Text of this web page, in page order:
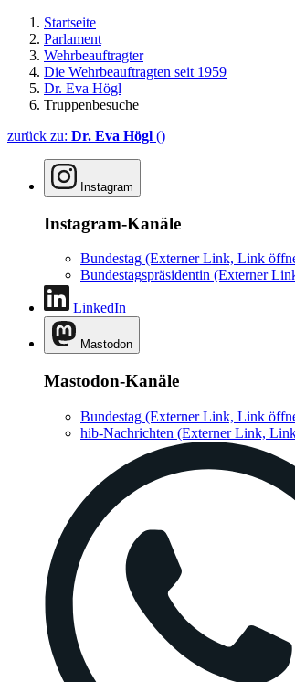
Startseite
Parlament
Wehrbeauftragter
Die Wehrbeauftragten seit 1959
Dr. Eva Högl
Truppenbesuche
zurück zu: Dr. Eva Högl ()
Instagram
Instagram-Kanäle
Bundestag (Externer Link, Link
Bundestagspräsidentin (Externer
LinkedIn
Mastodon
Mastodon-Kanäle
Bundestag (Externer Link, Link
hib-Nachrichten (Externer Link,